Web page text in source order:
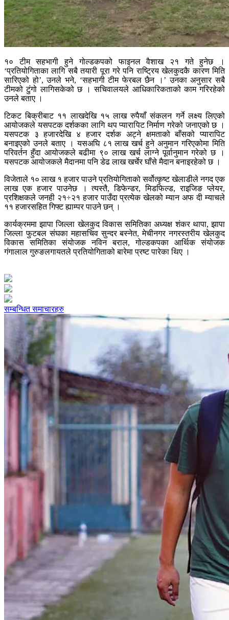
१० टीम सहभागी हुने गोल्डकपको फाइनल वैशाख २१ गते हुनेछ ।
‘प्रतियोगिताका लागि सबै तयारी पूरा गरे पनि राष्ट्रिय खेलकुदकै कारण मिति
सारिएको हो’, उनले भने, ‘सहभागी टीम फेरबल छैन ।’ उनका अनुसार सबै
टीमको टुंगो लागिसकेको छ । सचिवालयले आधिकारिकताको काम गरिरहेको
उनले बताए ।
टिकट बिक्रीबाट ११ लाखदेखि १५ लाख रुपैयाँ संकलन गर्ने लक्ष्य लिएको
आयोजकले यसपटक दर्शकका लागि थप प्यारापिट निर्माण गरेको जनाएको छ ।
यसपटक ३ हजारदेखि ४ हजार दर्शक अट्ने क्षमताको बाँसको प्यारापिट
बनाइएको उनले बताए । यसअघि ८१ लाख खर्च हुने अनुमान गरिएकोमा मिति
परिवर्तन हुँदा आयोजकले बढीमा ९० लाख खर्च लाग्ने पूर्वानुमान गरेको छ ।
यसपटक आयोजकले मैदानमा पनि डेढ लाख खर्चेर घाँसे मैदान बनाइरहेको छ ।
विजेताले १० लाख १ हजार पाउने प्रतियोगिताको सर्वोत्कृष्ट खेलाडीले नगद एक
लाख एक हजार पाउनेछ । त्यस्तै, डिफेन्डर, मिडफिल्ड, राइजिङ प्लेयर,
प्रशिक्षकले जनही २१÷२१ हजार पाउँदा प्रत्येक खेलको म्यान अफ दी म्याचले
११ हजारसहित गिफ्ट ह्याम्पर पाउने छन् ।
कार्यक्रममा झापा जिल्ला खेलकुद विकास समितिका अध्यक्ष शंकर थापा, झापा
जिल्ला फुटबल संघका महासचिव सुन्दर बस्नेत, मेचीनगर नगरस्तरीय खेलकुद
विकास समितिका संयोजक नविन बराल, गोल्डकपका आर्थिक संयोजक
गंगालाल गुरुङलगायतले प्रतियोगिताको बारेमा प्रष्ट पारेका थिए ।
सम्बन्धित समाचारहरु